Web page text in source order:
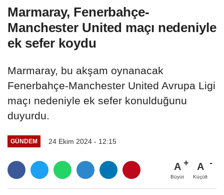
Marmaray, Fenerbahçe-
Manchester United maçı nedeniyle
ek sefer koydu
Marmaray, bu akşam oynanacak
Fenerbahçe-Manchester United Avrupa Ligi
maçı nedeniyle ek sefer konulduğunu
duyurdu.
GÜNDEM 24 Ekim 2024 - 12:15
A
Büyüt
A
Küçült